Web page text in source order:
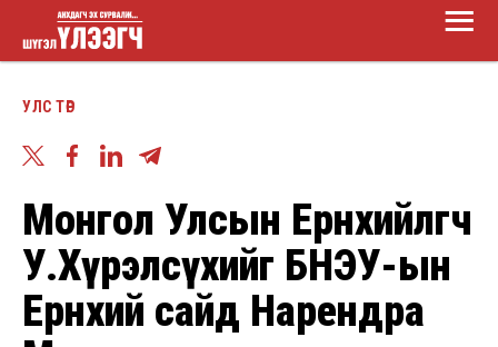
Skip
to
үлээгч
Main
Menu
УЛС ТӨР
Монгол Улсын Ерөнхийлөгч
У.Хүрэлсүхийг БНЭУ-ын
Ерөнхий сайд Нарендра